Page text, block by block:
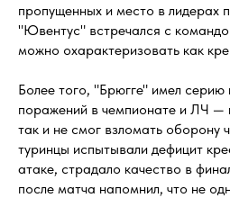
пропущенных и место в лидерах
"Ювентус" встречался с
можно охарактеризовать как
Более того, "Брюгге" имел серию
поражений в чемпионате и ЛЧ —
так и не смог взломать оборону
туринцы испытывали дефицит
атаке, страдало качество в
после матча напомнил, что не